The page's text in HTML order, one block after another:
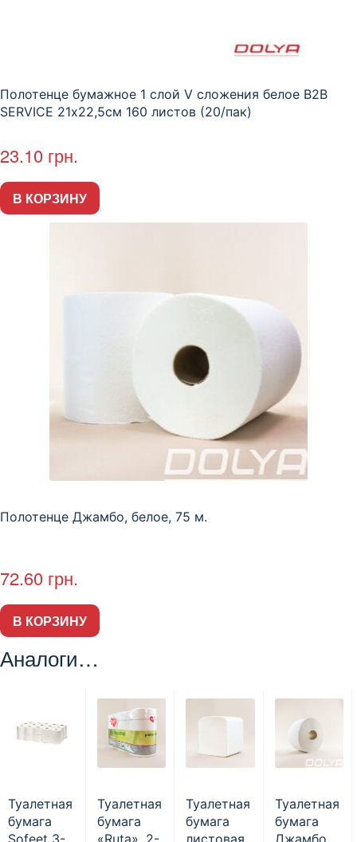
Полотенце бумажное 1 слой V сложения белое В2В
SERVICE 21х22,5см 160 листов (20/пак)
23.10 грн.
В КОРЗИНУ
Полотенце Джамбо, белое, 75 м.
72.60 грн.
В КОРЗИНУ
Аналоги…
Туалетная
бумага
Sofeet 3-
Туалетная
бумага
«Ruta», 2-
Туалетная
бумага
листовая,
Туалетная
бумага
Джамбо,